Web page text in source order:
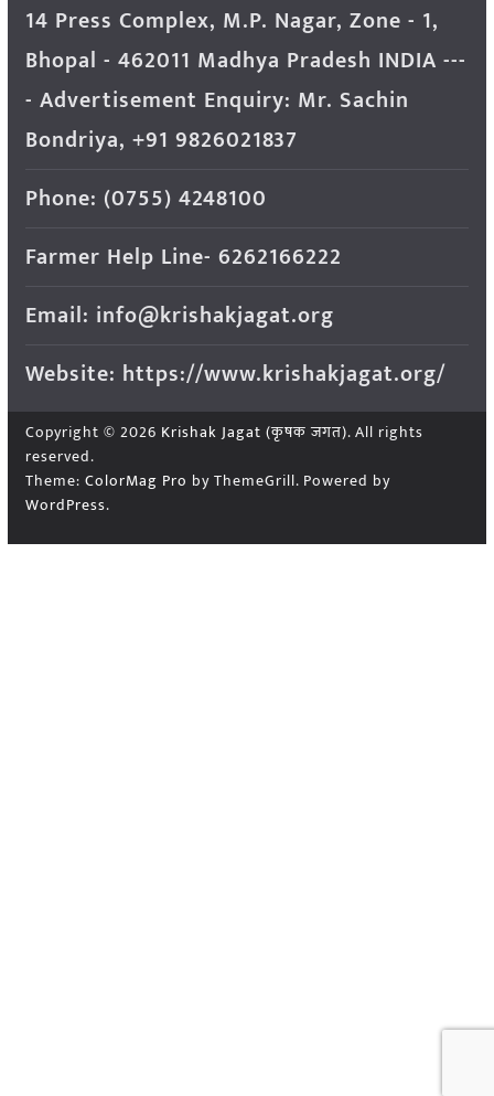
14 Press Complex, M.P. Nagar, Zone - 1,
Bhopal - 462011 Madhya Pradesh INDIA ---
- Advertisement Enquiry: Mr. Sachin
Bondriya, +91 9826021837
Phone: (0755) 4248100
Farmer Help Line- 6262166222
Email: info@krishakjagat.org
Website: https://www.krishakjagat.org/
Copyright © 2026 Krishak Jagat (कृषक जगत). All rights
reserved.
Theme: ColorMag Pro by ThemeGrill. Powered by
WordPress.